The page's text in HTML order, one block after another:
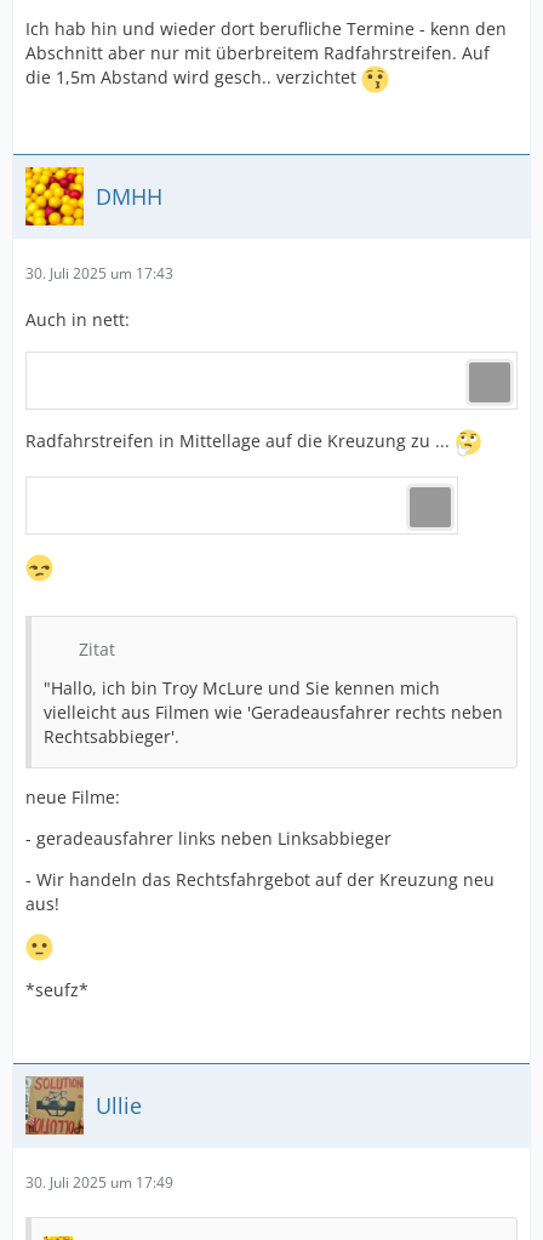
Ich hab hin und wieder dort berufliche Termine - kenn den
Abschnitt aber nur mit überbreitem Radfahrstreifen. Auf
die 1,5m Abstand wird gesch.. verzichtet
DMHH
30. Juli 2025 um 17:43
Auch in nett:
Radfahrstreifen in Mittellage auf die Kreuzung zu ...
Zitat
"Hallo, ich bin Troy McLure und Sie kennen mich
vielleicht aus Filmen wie 'Geradeausfahrer rechts neben
Rechtsabbieger'.
neue Filme:
- geradeausfahrer links neben Linksabbieger
- Wir handeln das Rechtsfahrgebot auf der Kreuzung neu
aus!
*seufz*
Ullie
30. Juli 2025 um 17:49